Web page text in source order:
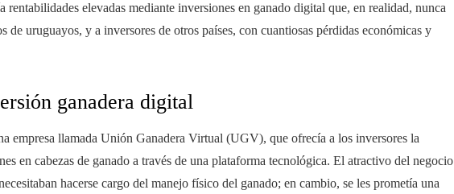
rentabilidades elevadas mediante inversiones en ganado digital que, en realidad, nunca
de uruguayos, y a inversores de otros países, con cuantiosas pérdidas económicas y
ganadera digital
empresa llamada Unión Ganadera Virtual (UGV), que ofrecía a los inversores la
en cabezas de ganado a través de una plataforma tecnológica. El atractivo del negocio
hacerse cargo del manejo físico del ganado; en cambio, se les prometía una